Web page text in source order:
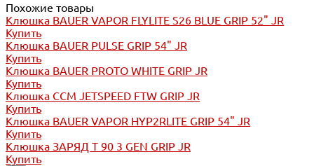
Похожие товары
Клюшка BAUER VAPOR FLYLITE S26 BLUE GRIP 52" JR
Купить
Клюшка BAUER PULSE GRIP 54" JR
Купить
Клюшка BAUER PROTO WHITE GRIP JR
Купить
Клюшка CCM JETSPEED FTW GRIP JR
Купить
Клюшка BAUER VAPOR HYP2RLITE GRIP 54" JR
Купить
Клюшка ЗАРЯД Т 90 3 GEN GRIP JR
Купить